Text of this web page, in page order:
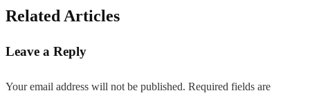
Related Articles
Leave a Reply
Your email address will not be published. Required fields are